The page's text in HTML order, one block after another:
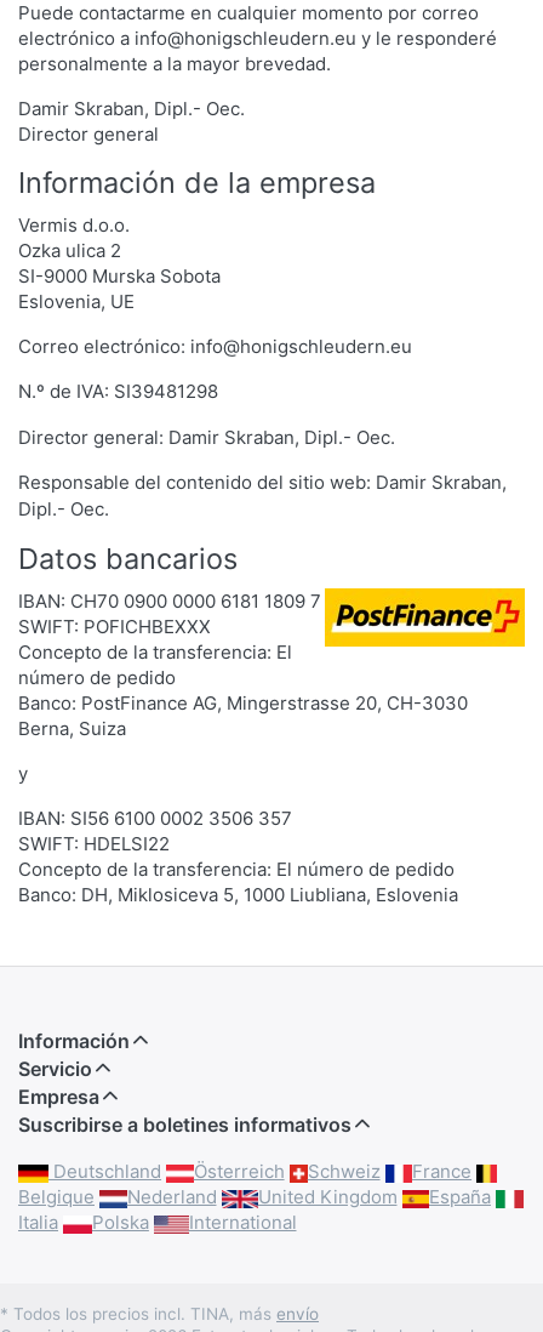
Puede contactarme en cualquier momento por correo
electrónico a info@honigschleudern.eu y le responderé
personalmente a la mayor brevedad.
Damir Skraban, Dipl.- Oec.
Director general
Información de la empresa
Vermis d.o.o.
Ozka ulica 2
SI-9000 Murska Sobota
Eslovenia, UE
Correo electrónico: info@honigschleudern.eu
N.º de IVA: SI39481298
Director general: Damir Skraban, Dipl.- Oec.
Responsable del contenido del sitio web: Damir Skraban,
Dipl.- Oec.
Datos bancarios
IBAN: CH70 0900 0000 6181 1809 7
SWIFT: POFICHBEXXX
Concepto de la transferencia: El
número de pedido
Banco: PostFinance AG, Mingerstrasse 20, CH-3030
Berna, Suiza
y
IBAN: SI56 6100 0002 3506 357
SWIFT: HDELSI22
Concepto de la transferencia: El número de pedido
Banco: DH, Miklosiceva 5, 1000 Liubliana, Eslovenia
Información
Servicio
Empresa
Suscribirse a boletines informativos
Deutschland Österreich Schweiz
France
Belgique
Nederland United Kingdom
España
Italia
Polska International
* Todos los precios incl. TINA, más envío